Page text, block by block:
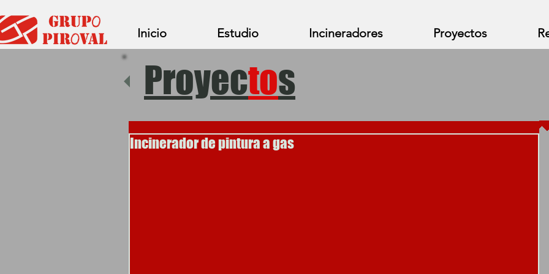
Inicio Estudio Incineradores Proyectos
Proyectos
Incinerador de pintura a gas